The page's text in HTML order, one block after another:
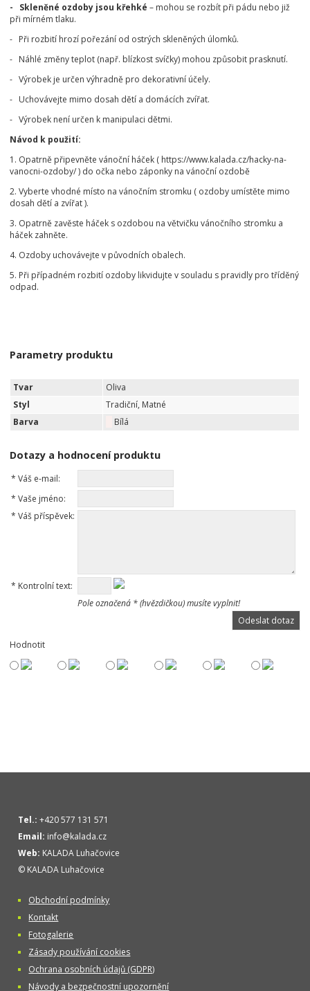
- Skleněné ozdoby jsou křehké – mohou se rozbít při pádu nebo již
při mírném tlaku.
- Při rozbití hrozí pořezání od ostrých skleněných úlomků.
- Náhlé změny teplot (např. blízkost svíčky) mohou způsobit prasknutí.
- Výrobek je určen výhradně pro dekorativní účely.
- Uchovávejte mimo dosah dětí a domácích zvířat.
- Výrobek není určen k manipulaci dětmi.
Návod k použití:
1. Opatrně připevněte vánoční háček ( https://www.kalada.cz/hacky-na-
vanocni-ozdoby/ ) do očka nebo záponky na vánoční ozdobě
2. Vyberte vhodné místo na vánočním stromku ( ozdoby umístěte mimo
dosah dětí a zvířat ).
3. Opatrně zavěste háček s ozdobou na větvičku vánočního stromku a
háček zahněte.
4. Ozdoby uchovávejte v původních obalech.
5. Při případném rozbití ozdoby likvidujte v souladu s pravidly pro tříděný
odpad.
Parametry produktu
Tvar
Oliva
Styl
Tradiční, Matné
Barva
Bílá
Dotazy a hodnocení produktu
* Váš e-mail:
* Vaše jméno:
* Váš příspěvek:
* Kontrolní text:
Pole označená * (hvězdičkou) musíte vyplnit!
Hodnotit
Tel.: +420 577 131 571
Email: info@kalada.cz
Web: KALADA Luhačovice
© KALADA Luhačovice
Obchodní podmínky
Kontakt
Fotogalerie
Zásady používání cookies
Ochrana osobních údajů (GDPR)
Návody a bezpečnostní upozornění